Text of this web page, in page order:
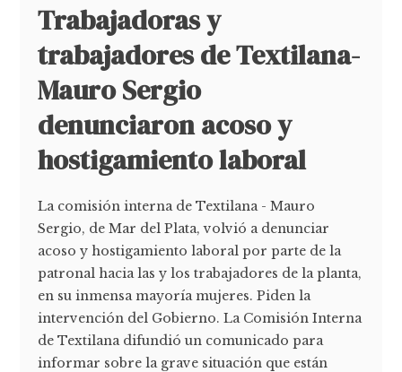
Trabajadoras y
trabajadores de Textilana-
Mauro Sergio
denunciaron acoso y
hostigamiento laboral
La comisión interna de Textilana - Mauro
Sergio, de Mar del Plata, volvió a denunciar
acoso y hostigamiento laboral por parte de la
patronal hacia las y los trabajadores de la planta,
en su inmensa mayoría mujeres. Piden la
intervención del Gobierno. La Comisión Interna
de Textilana difundió un comunicado para
informar sobre la grave situación que están